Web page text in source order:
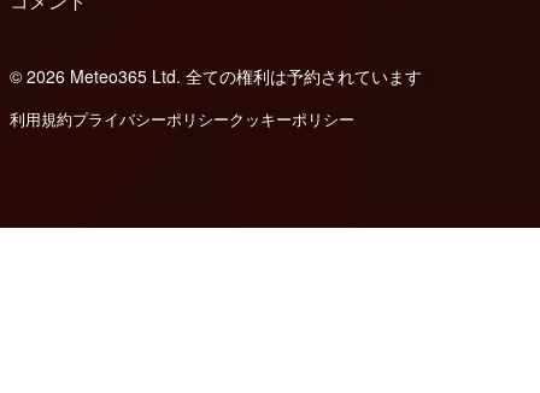
© 2026 Meteo365 Ltd. 全ての権利は予約されています
利用規約プライバシーポリシークッキーポリシー